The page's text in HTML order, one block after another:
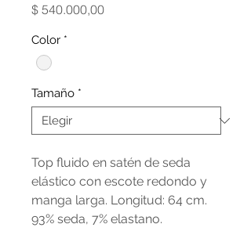
$ 540.000,00Precio
Color *
Tamaño *
Top fluido en satén de seda
elástico con escote redondo y
manga larga. Longitud: 64 cm.
93% seda, 7% elastano.